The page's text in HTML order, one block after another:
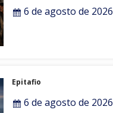
6 de agosto de 2026
Epitafio
6 de agosto de 2026